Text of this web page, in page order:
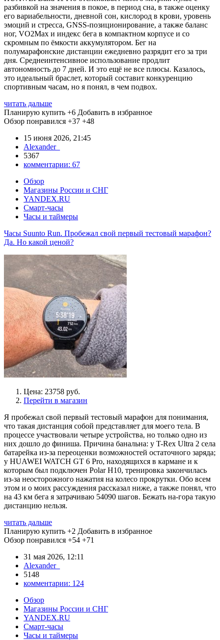
разбивкой на значения в покое, в период сна, в также оценку
его вариабельности, дневной сон, кислород в крови, уровень
эмоций и стресса, GNSS-позиционирование, а также баланс
ног, VO2Max и индекс бега в компактном корпусе и со
скромным по ёмкости аккумулятором. Бег на
полумарафонские дистанции ежедневно разрядит его за три
дня. Среднеинтенсивное использование продлит
автономность до 7 дней. И это ещё не все плюсы. Казалось,
это идеальный браслет, который составит конкуренцию
спортивным часам, но я понял, в чем подвох.
читать дальше
Планирую купить +6 Добавить в избранное
Обзор понравился +37 +48
15 июня 2026, 21:45
Alexander_
5367
комментарии: 67
Обзор
Магазины России и СНГ
YANDEX.RU
Смарт-часы
Часы и таймеры
Часы Suunto Run. Пробежал свой первый тестовый марафон?
Да. Но какой ценой?
Цена: 23758 руб.
Перейти в магазин
Я пробежал свой первый тестовый марафон для понимания,
что такая дистанция собой представляет для моего тела. В
процессе участвовали четыре устройства, но только одно из
них дошло до финиша. Причина банальна: у T-Rex Ultra 2 села
батарейка из-за переоценки возможностей остаточного заряда;
у HUAWEI WATCH GT 6 Pro, находящихся в кармане и к
которым был подключен Polar H10, тренировка закончилась
из-за неосторожного нажатия на колесо прокрутки. Обо всем
этом и о моих рассуждения рассказал ниже, а также понял, что
на 43 км бега я затрачиваю 54090 шагов. Бежать на-гора такую
дистанцию нельзя.
читать дальше
Планирую купить +2 Добавить в избранное
Обзор понравился +54 +71
31 мая 2026, 12:11
Alexander_
5148
комментарии: 124
Обзор
Магазины России и СНГ
YANDEX.RU
Смарт-часы
Часы и таймеры